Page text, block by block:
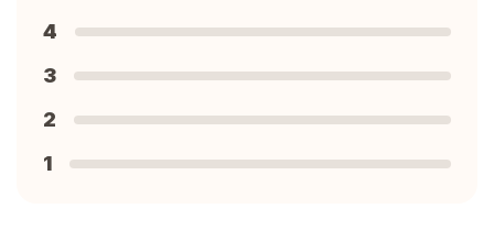
4
3
2
1